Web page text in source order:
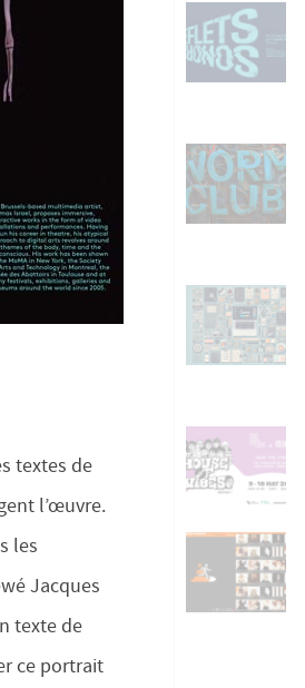
textes de
l’œuvre.
les
Jacques
texte de
ce portrait